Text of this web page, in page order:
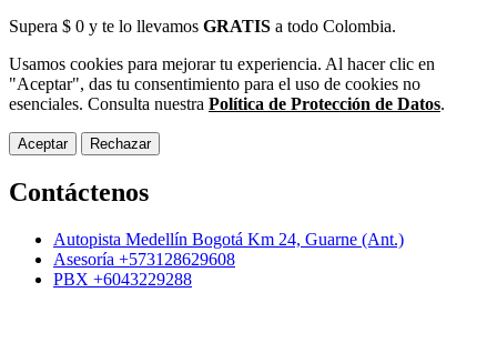
Supera $ 0 y te lo llevamos GRATIS a todo Colombia.
Usamos cookies para mejorar tu experiencia. Al hacer clic en
"Aceptar", das tu consentimiento para el uso de cookies no
esenciales. Consulta nuestra Política de Protección de Datos.
Aceptar Rechazar
Contáctenos
Autopista Medellín Bogotá Km 24, Guarne (Ant.)
Asesoría +573128629608
PBX +6043229288